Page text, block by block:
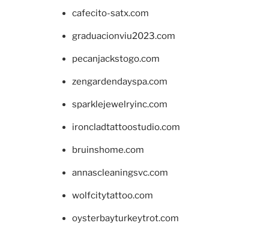
cafecito-satx.com
graduacionviu2023.com
pecanjackstogo.com
zengardendayspa.com
sparklejewelryinc.com
ironcladtattoostudio.com
bruinshome.com
annascleaningsvc.com
wolfcitytattoo.com
oysterbayturkeytrot.com